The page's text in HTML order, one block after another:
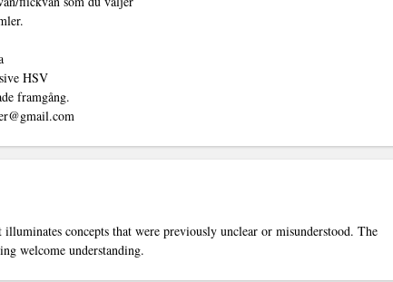
HSV
framgång.
concepts that were previously unclear or misunderstood. The
welcome understanding.